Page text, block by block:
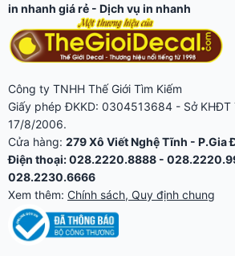
in nhanh giá rẻ - Dịch vụ in nhanh
Công ty TNHH Thế Giới Tìm Kiếm
Giấy phép ĐKKD: 0304513684 - Sở KHĐT
17/8/2006.
Cửa hàng: 279 Xô Viết Nghệ Tĩnh - P.Gia
Điện thoại: 028.2220.8888 -
028.2230.6666
Xem thêm: Chính sách, Quy định chung